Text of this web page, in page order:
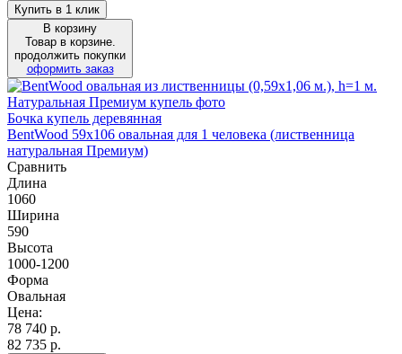
Купить в 1 клик
В корзину
Товар в корзине.
продолжить покупки
оформить заказ
Бочка купель деревянная
BentWood 59х106 овальная для 1 человека (лиственница
натуральная Премиум)
Сравнить
Длина
1060
Ширина
590
Высота
1000-1200
Форма
Овальная
Цена:
78 740 р.
82 735 р.